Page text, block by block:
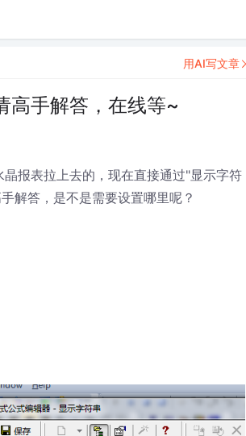
高手解答，在线等~
报表拉上去的，现在直接通过"显示字符
解答，是不是需要设置哪里呢？
用AI写文章